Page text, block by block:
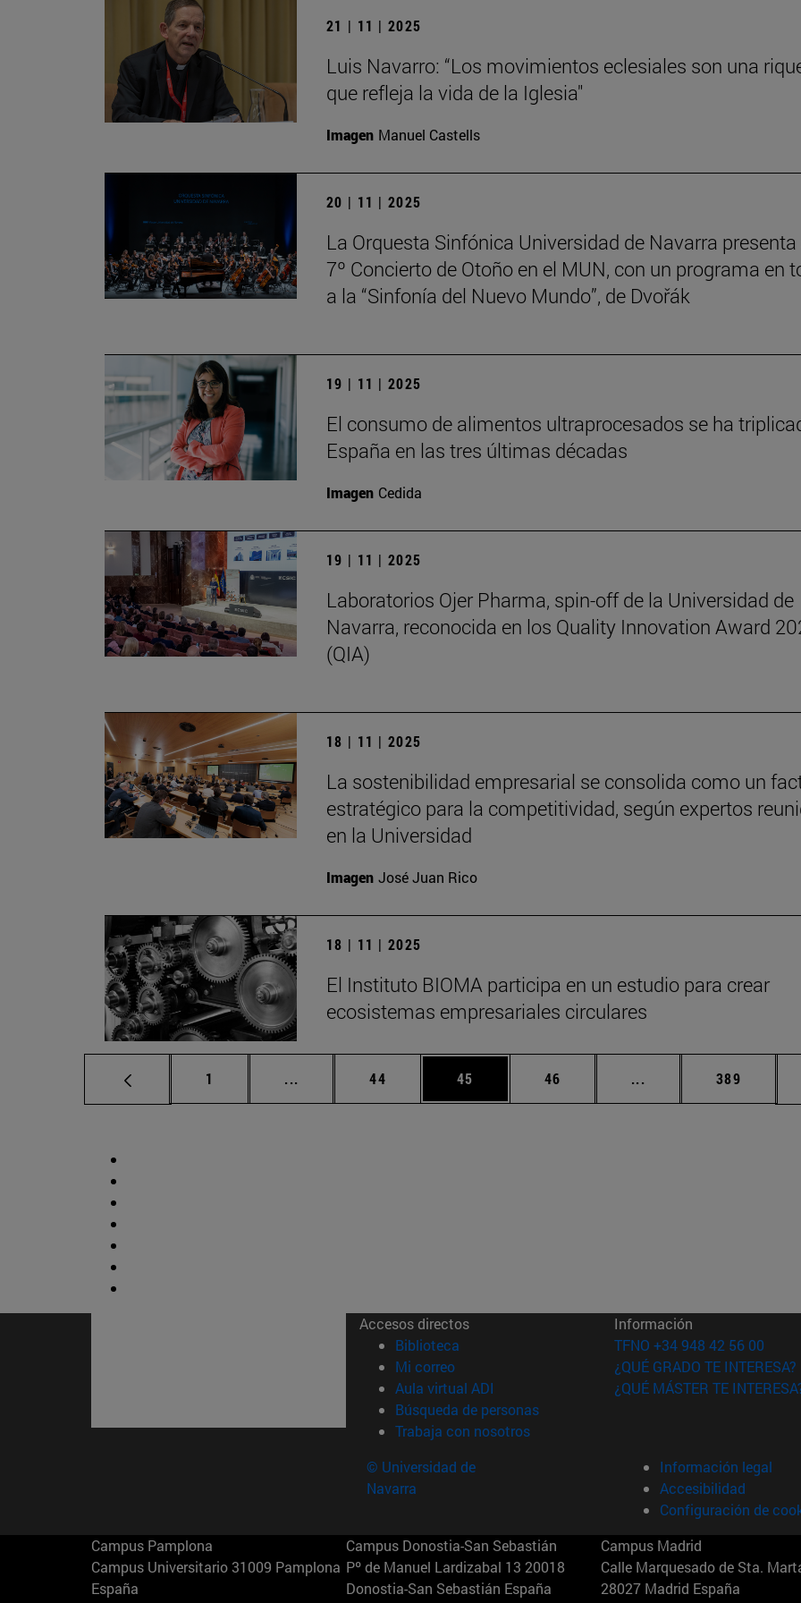
21 | 11 | 2025
Luis Navarro: “Los movimientos eclesiales son una
que refleja la vida de la Iglesia"
Imagen Manuel Castells
20 | 11 | 2025
La Orquesta Sinfónica Universidad de Navarra presenta
7º Concierto de Otoño en el MUN, con un programa en
a la “Sinfonía del Nuevo Mundo”, de Dvořák
19 | 11 | 2025
El consumo de alimentos ultraprocesados se ha
España en las tres últimas décadas
Imagen Cedida
19 | 11 | 2025
Laboratorios Ojer Pharma, spin-off de la Universidad de
Navarra, reconocida en los Quality Innovation Award
(QIA)
18 | 11 | 2025
La sostenibilidad empresarial se consolida como un
estratégico para la competitividad, según expertos
en la Universidad
Imagen José Juan Rico
18 | 11 | 2025
El Instituto BIOMA participa en un estudio para crear
ecosistemas empresariales circulares
Página
1 ... Páginas intermedias Use TAB para desplazarse.
Página
44 Página
45 Página
46 ... Páginas intermedias
Página
389
Accesos directos
Biblioteca (abre en nueva ventana)
Mi correo(abre en nueva ventana)
Aula virtual ADI (abre en nueva ventana)
Búsqueda de personas(abre en nueva ventana)
Trabaja con nosotros(abre en nueva ventana)
Información
TFNO +34 948 42 56 00
¿QUÉ GRADO TE INTERESA?
¿QUÉ MÁSTER TE
© Universidad de
Navarra
Información legal
Accesibilidad
Configuración de
Campus Pamplona
Campus Universitario 31009 Pamplona
España
Campus Donostia-San Sebastián
Pº de Manuel Lardizabal 13 20018
Donostia-San Sebastián España
Campus Madrid
Calle Marquesado de Sta.
28027 Madrid España